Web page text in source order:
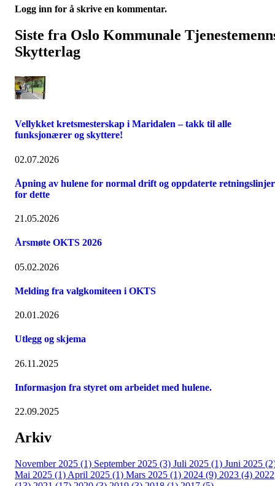
Logg inn for å skrive en kommentar.
Siste fra Oslo Kommunale
Skytterlag
Vellykket kretsmesterskap i Maridalen – takk til alle
funksjonærer og skyttere!
02.07.2026
Åpning av hulene for normal drift og oppdaterte retningslinjer
for dette
21.05.2026
Årsmøte OKTS 2026
05.02.2026
Melding fra valgkomiteen i OKTS
20.01.2026
Utlegg og skjema
26.11.2025
Informasjon fra styret om arbeidet med hulene.
22.09.2025
Arkiv
November 2025 (1) September 2025 (3) Juli 2025 (1) Juni 2025
Mai 2025 (1) April 2025 (1) Mars 2025 (1) 2024 (9) 2023 (4) 2022